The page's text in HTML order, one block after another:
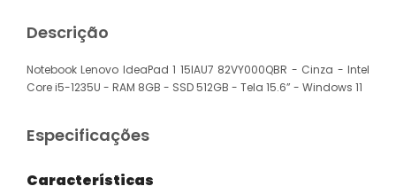
Descrição
Notebook Lenovo IdeaPad 1 15IAU7 82VY000QBR - Cinza - Intel
Core i5-1235U - RAM 8GB - SSD 512GB - Tela 15.6” - Windows 11
Especificações
Características